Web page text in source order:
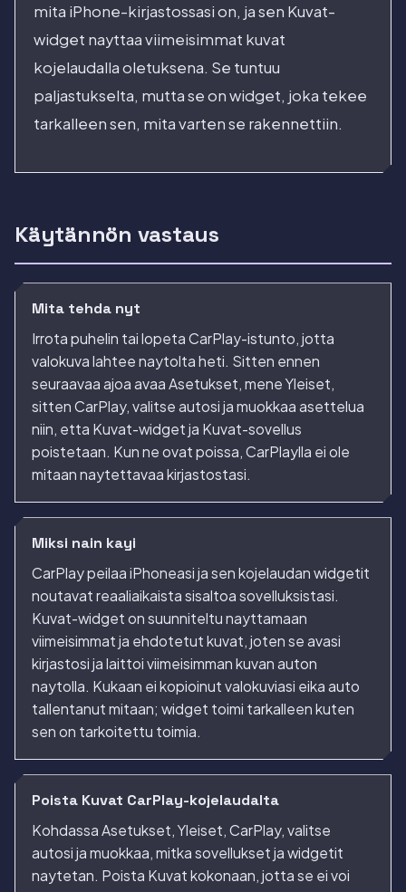
mita iPhone-kirjastossasi on, ja sen Kuvat-
widget nayttaa viimeisimmat kuvat
kojelaudalla oletuksena. Se tuntuu
paljastukselta, mutta se on widget, joka tekee
tarkalleen sen, mita varten se rakennettiin.
Käytännön vastaus
Mita tehda nyt
Irrota puhelin tai lopeta CarPlay-istunto, jotta
valokuva lahtee naytolta heti. Sitten ennen
seuraavaa ajoa avaa Asetukset, mene Yleiset,
sitten CarPlay, valitse autosi ja muokkaa asettelua
niin, etta Kuvat-widget ja Kuvat-sovellus
poistetaan. Kun ne ovat poissa, CarPlaylla ei ole
mitaan naytettavaa kirjastostasi.
Miksi nain kayi
CarPlay peilaa iPhoneasi ja sen kojelaudan widgetit
noutavat reaaliaikaista sisaltoa sovelluksistasi.
Kuvat-widget on suunniteltu nayttamaan
viimeisimmat ja ehdotetut kuvat, joten se avasi
kirjastosi ja laittoi viimeisimman kuvan auton
naytolla. Kukaan ei kopioinut valokuviasi eika auto
tallentanut mitaan; widget toimi tarkalleen kuten
sen on tarkoitettu toimia.
Poista Kuvat CarPlay-kojelaudalta
Kohdassa Asetukset, Yleiset, CarPlay, valitse
autosi ja muokkaa, mitka sovellukset ja widgetit
naytetan. Poista Kuvat kokonaan, jotta se ei voi